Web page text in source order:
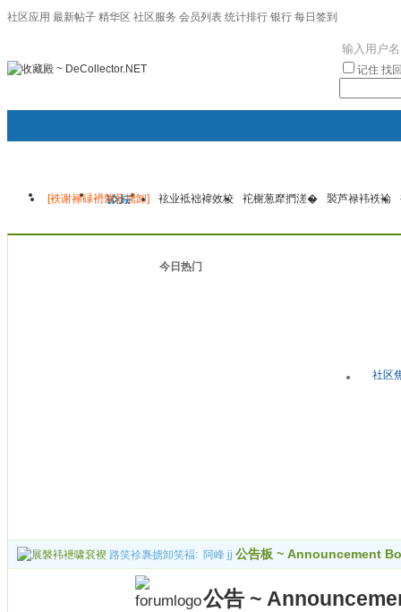
社区应用 最新帖子 精华区 社区服务 会员列表 统计排行 银行 每日签到
记住 找
门户 论坛 圈子
校
[袟谢禄碌袇褩薪掳卸] 袨业袛袦褘效校 袉榭葱犘捫溠� 褧芦禄袆袟褕
今日热门
社区
路笑袗褢掳卸笑褔: 阿峰 jj 公告板 ~ Announcement
公告 ~